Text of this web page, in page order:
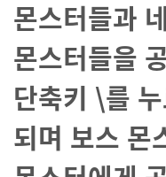
몬스터들과
몬스터들을
단축키 \를
되며 보스 몬